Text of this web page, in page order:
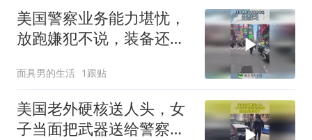
美国警察业务能力堪忧，
放跑嫌犯不说，装备还掉
面具男的生活 1跟贴
美国老外硬核送人头，女
子当面把武器送给警察，